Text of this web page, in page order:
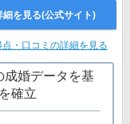
細を見る(公式サイト)
点・口コミの詳細を見る
婚データを基
確立